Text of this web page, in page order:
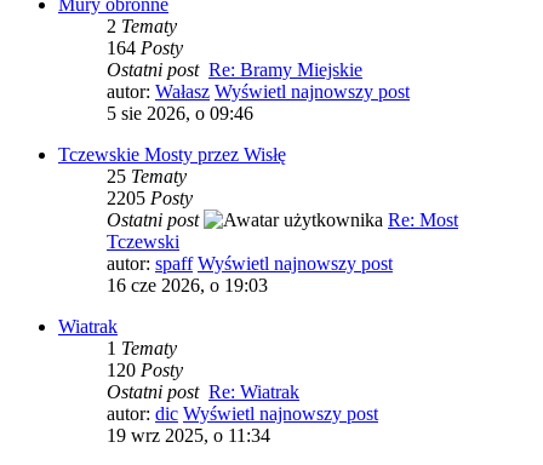
Mury obronne
2 Tematy
164 Posty
Ostatni post Re: Bramy Miejskie
autor: Wałasz Wyświetl najnowszy post
5 sie 2026, o 09:46
Tczewskie Mosty przez Wisłę
25 Tematy
2205 Posty
Ostatni post
Re: Most
Tczewski
autor: spaff Wyświetl najnowszy post
16 cze 2026, o 19:03
Wiatrak
1 Tematy
120 Posty
Ostatni post Re: Wiatrak
autor: dic Wyświetl najnowszy post
19 wrz 2025, o 11:34